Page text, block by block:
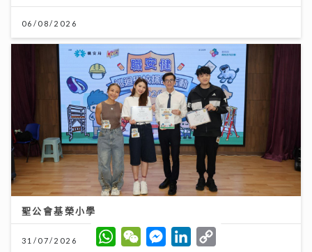
06/08/2026
聖公會基榮小學
31/07/2026
W
h
W
e
M
e
L